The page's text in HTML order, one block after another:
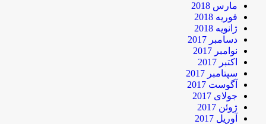
مارس 2018
فوریه 2018
ژانویه 2018
دسامبر 2017
نوامبر 2017
اکتبر 2017
سپتامبر 2017
آگوست 2017
جولای 2017
ژوئن 2017
آوریل 2017